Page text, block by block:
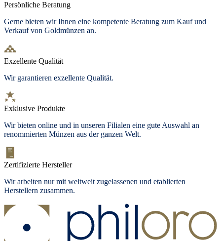
Persönliche Beratung
Gerne bieten wir Ihnen eine kompetente Beratung zum Kauf und
Verkauf von Goldmünzen an.
Exzellente Qualität
Wir garantieren exzellente Qualität.
Exklusive Produkte
Wir bieten online und in unseren Filialen eine gute Auswahl an
renommierten Münzen aus der ganzen Welt.
Zertifizierte Hersteller
Wir arbeiten nur mit weltweit zugelassenen und etablierten
Herstellern zusammen.